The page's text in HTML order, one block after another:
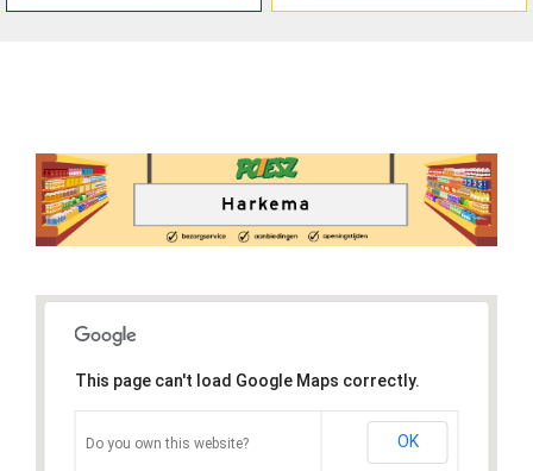
This page can't load Google Maps correctly.
Do you own this website? OK